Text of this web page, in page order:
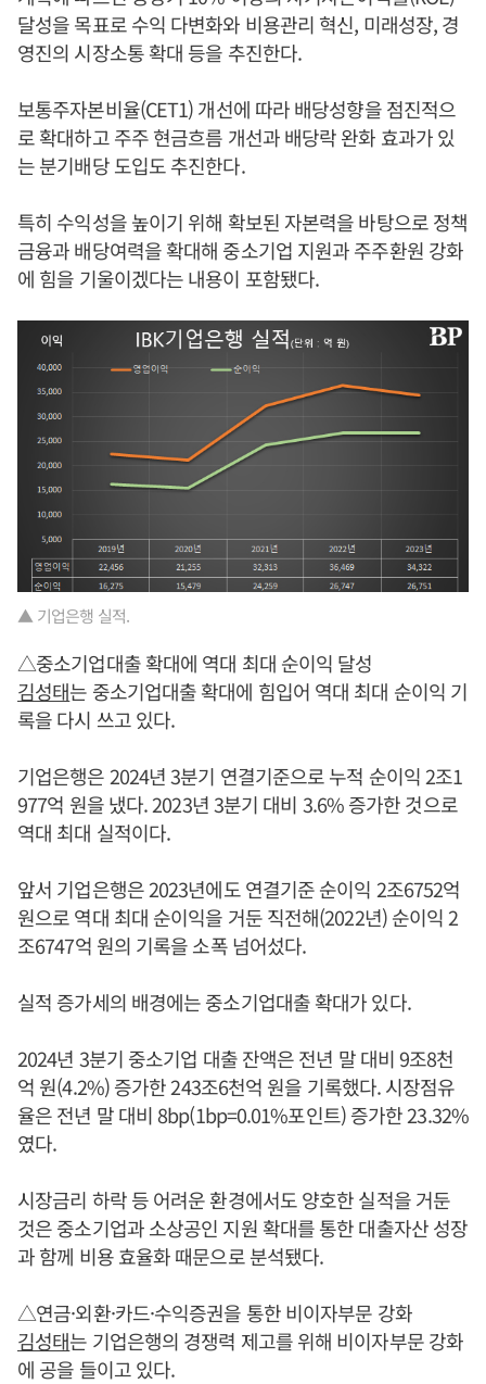
달성을 목표로 수익 다변화와 비용관리 혁신, 미래성장, 경
영진의 시장소통 확대 등을 추진한다.
보통주자본비율(CET1) 개선에 따라 배당성향을 점진적으
로 확대하고 주주 현금흐름 개선과 배당락 완화 효과가 있
는 분기배당 도입도 추진한다.
특히 수익성을 높이기 위해 확보된 자본력을 바탕으로 정책
금융과 배당여력을 확대해 중소기업 지원과 주주환원 강화
에 힘을 기울이겠다는 내용이 포함됐다.
▲ 기업은행 실적.
△중소기업대출 확대에 역대 최대 순이익 달성
김성태는 중소기업대출 확대에 힘입어 역대 최대 순이익 기
록을 다시 쓰고 있다.
기업은행은 2024년 3분기 연결기준으로 누적 순이익 2조1
977억 원을 냈다. 2023년 3분기 대비 3.6% 증가한 것으로
역대 최대 실적이다.
앞서 기업은행은 2023년에도 연결기준 순이익 2조6752억
원으로 역대 최대 순이익을 거둔 직전해(2022년) 순이익 2
조6747억 원의 기록을 소폭 넘어섰다.
실적 증가세의 배경에는 중소기업대출 확대가 있다.
2024년 3분기 중소기업 대출 잔액은 전년 말 대비 9조8천
억 원(4.2%) 증가한 243조6천억 원을 기록했다. 시장점유
율은 전년 말 대비 8bp(1bp=0.01%포인트) 증가한 23.32%
였다.
시장금리 하락 등 어려운 환경에서도 양호한 실적을 거둔
것은 중소기업과 소상공인 지원 확대를 통한 대출자산 성장
과 함께 비용 효율화 때문으로 분석됐다.
△연금·외환·카드·수익증권을 통한 비이자부문 강화
김성태는 기업은행의 경쟁력 제고를 위해 비이자부문 강화
에 공을 들이고 있다.